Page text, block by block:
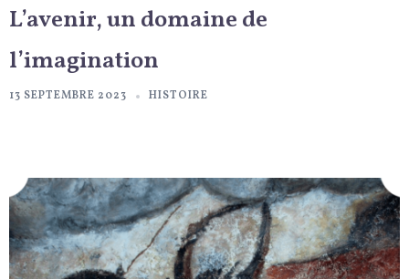
L’avenir, un domaine de
l’imagination
13 SEPTEMBRE 2023 HISTOIRE